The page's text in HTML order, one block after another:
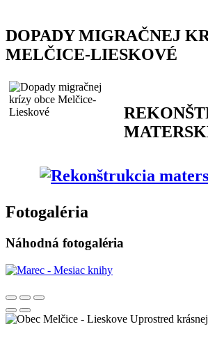
DOPADY MIGRAČNEJ
MELČICE-LIESKOVÉ
Fotogaléria
Náhodná fotogaléria
Uprostred